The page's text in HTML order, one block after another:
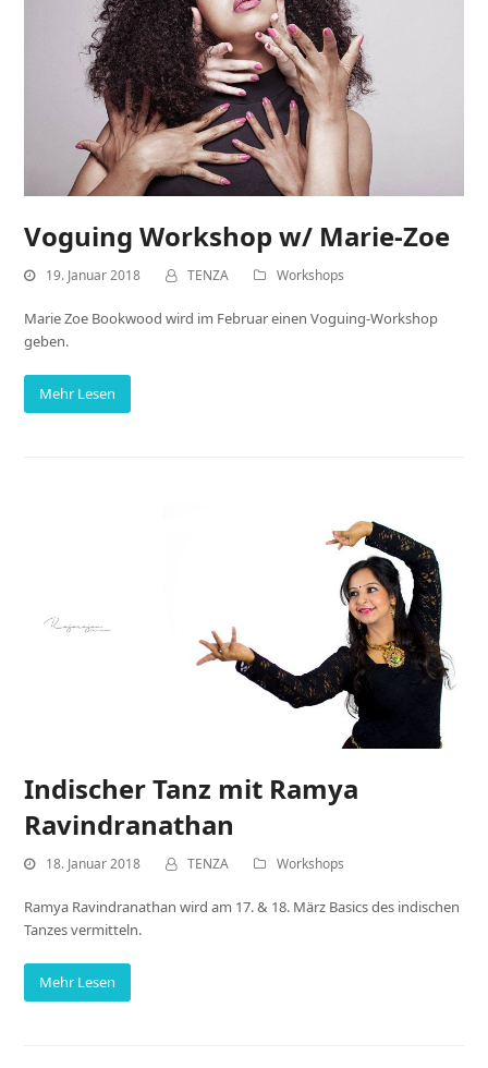
Voguing Workshop w/ Marie-Zoe
19. Januar 2018 TENZA Workshops
Marie Zoe Bookwood wird im Februar einen Voguing-Workshop
geben.
Mehr Lesen
Indischer Tanz mit Ramya
Ravindranathan
18. Januar 2018 TENZA Workshops
Ramya Ravindranathan wird am 17. & 18. März Basics des indischen
Tanzes vermitteln.
Mehr Lesen